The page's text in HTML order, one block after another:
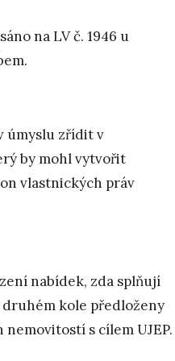
na LV č. 1946 u
úmyslu zřídit v
by mohl vytvořit
vlastnických práv
nabídek, zda splňují
druhém kole předloženy
s cílem UJEP.